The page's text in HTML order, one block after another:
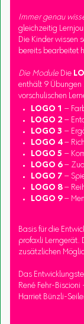
Immer genau
gleichzeitig
Die Kinder wissen
bereits bearbeitet
Die Module Die
enthält 9 Übungen
vorschulischen
LOGO 1 –
LOGO 2 –
LOGO 3 –
LOGO 4–
LOGO 5 –
LOGO 6–
LOGO 7 –
LOGO 8–
LOGO 9–
Basis für die
profaxli Lerngerät.
zusätzlichen
Das
René Fehr-
Harriet Bünzli-